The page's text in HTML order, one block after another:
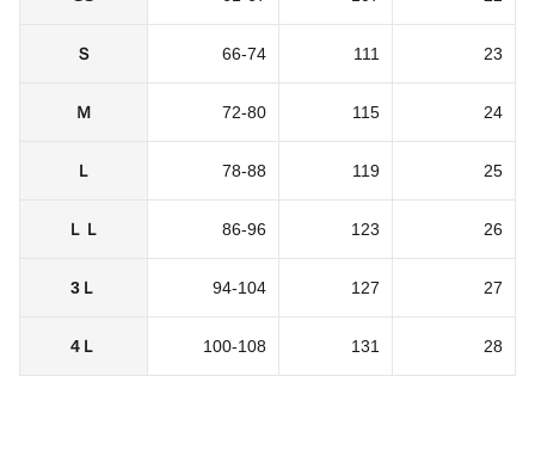
Ｓ 66-74 111 23
Ｍ 72-80 115 24
Ｌ 78-88 119 25
ＬＬ 86-96 123 26
3Ｌ 94-104 127 27
4Ｌ 100-108 131 28